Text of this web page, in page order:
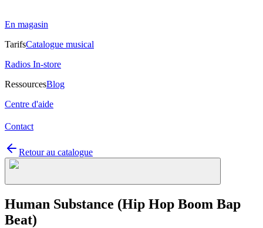
En magasin
TarifsCatalogue musical
Radios In-store
RessourcesBlog
Centre d'aide
Contact
Retour au catalogue
Human Substance (Hip Hop Boom Bap
Beat)